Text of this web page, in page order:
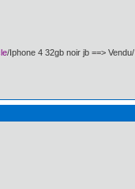
/Iphone 4 32gb noir jb ==> Vendu/